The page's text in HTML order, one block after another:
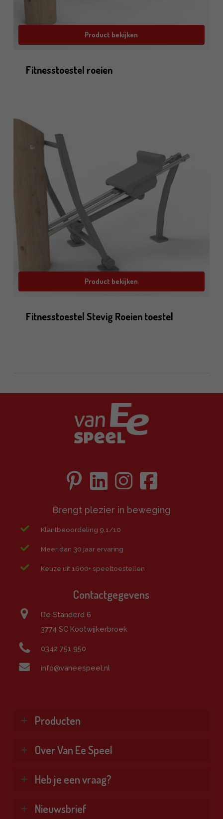
Product bekijken
Fitnesstoestel roeien
Product bekijken
Fitnesstoestel Stevig Roeien toestel
Brengt plezier in beweging
Klantbeoordeling 9,1/10
Meer dan 30 jaar ervaring
Keuze uit 1600+ speeltoestellen
Contactgegevens
De Standerd 6
3774 SC Kootwijkerbroek
0342 751 950
info@vaneespeel.nl
Producten
Klimtoestellen
Combinatietoestellen
Bekijk alle producten ❯
Over Van Ee Speel
Wie zijn wij?
Veel gestelde vragen
Heb je een vraag?
Vind je antwoord snel en makkelijk op onze
Nieuwsbrief